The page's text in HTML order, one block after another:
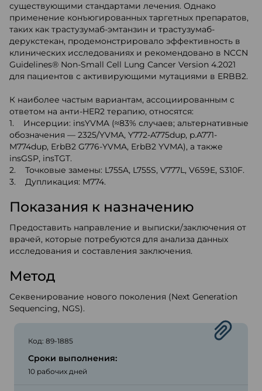
существующими стандартами лечения. Однако
применение конъюгированных таргетных препаратов,
таких как трастузумаб-эмтанзин и трастузумаб-
дерукстекан, продемонстрировало эффективность в
клинических исследованиях и рекомендовано в NCCN
Guidelines® Non-Small Cell Lung Cancer Version 4.2021
для пациентов с активирующими мутациями в ERBB2.
К наиболее частым вариантам, ассоциированным с
ответом на анти-HER2 терапию, относятся:
1. Инсерции: insYVMA (≈83% случаев; альтернативные
обозначения — 2325/YVMA, Y772-A775dup, p.A771-
M774dup, ErbB2 G776-YVMA, ErbB2 YVMA), а также
insGSP, insTGT.
2. Точковые замены: L755A, L755S, V777L, V659E, S310F.
3. Дупликация: M774.
Показания к назначению
Предоставить направление и выписки/заключения от
врачей, которые потребуются для анализа данных
исследования и составления заключения.
Метод
Секвенирование нового поколения (Next Generation
Sequencing, NGS).
Код: 89-1885
Сроки выполнения:
10 рабочих дней